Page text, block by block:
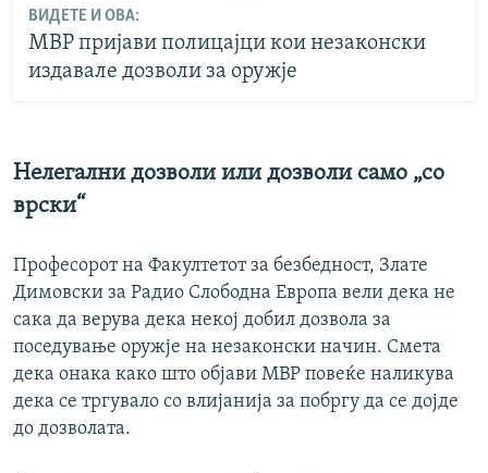
ВИДЕТЕ И ОВА:
МВР пријави полицајци кои незаконски
издавале дозволи за оружје
Нелегални дозволи или дозволи само „со
врски“
Професорот на Факултетот за безбедност, Злате
Димовски за Радио Слободна Европа вели дека не
сака да верува дека некој добил дозвола за
поседување оружје на незаконски начин. Смета
дека онака како што објави МВР повеќе наликува
дека се тргувало со влијанија за побргу да се дојде
до дозволата.